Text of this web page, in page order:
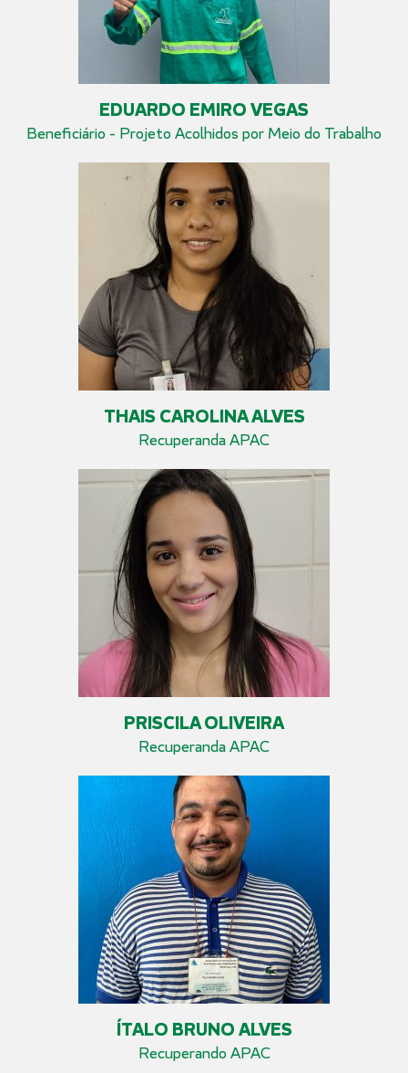
EDUARDO EMIRO VEGAS
Beneficiário - Projeto Acolhidos por Meio do Trabalho
THAIS CAROLINA ALVES
Recuperanda APAC
PRISCILA OLIVEIRA
Recuperanda APAC
ÍTALO BRUNO ALVES
Recuperando APAC